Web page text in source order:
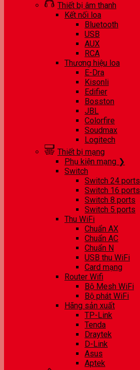
Thiết bị âm thanh
Kết nối loa
Bluetooth
USB
AUX
RCA
Thương hiệu loa
E-Dra
Kisonli
Edifier
Bosston
JBL
Colorfire
Soudmax
Logitech
Thiết bị mạng
Phụ kiện mạng ❯
Switch
Switch 24 ports
Switch 16 ports
Switch 8 ports
Switch 5 ports
Thu WiFi
Chuẩn AX
Chuẩn AC
Chuẩn N
USB thu WiFi
Card mạng
Router Wifi
Bộ Mesh WiFi
Bộ phát WiFi
Hãng sản xuất
TP-Link
Tenda
Draytek
D-Link
Asus
Aptek